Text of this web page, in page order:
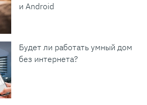
и Android
Будет ли работать умный дом
без интернета?